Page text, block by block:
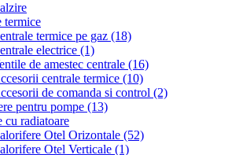
termice
termice pe gaz (18)
electrice (1)
de amestec centrale (16)
centrale termice (10)
de comanda si control (2)
pentru pompe (13)
cu radiatoare
Otel Orizontale (52)
Otel Verticale (1)